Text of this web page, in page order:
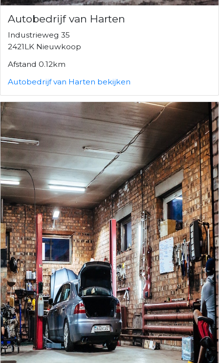
Autobedrijf van Harten
Industrieweg 35
2421LK Nieuwkoop
Afstand 0.12km
Autobedrijf van Harten bekijken